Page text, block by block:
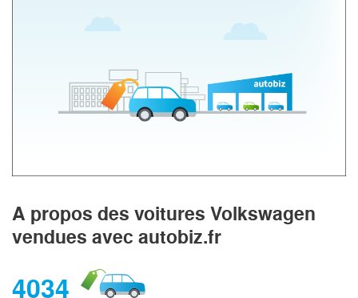
A propos des voitures Volkswagen
vendues avec autobiz.fr
4034